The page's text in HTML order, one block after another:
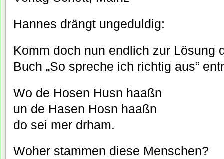
Hannes drängt ungeduldig:
Komm doch nun endlich zur Lösung
Buch „So spreche ich richtig aus“
Wo de Hosen Husn haaßn
un de Hasen Hosn haaßn
do sei mer drham.
Woher stammen diese Menschen?